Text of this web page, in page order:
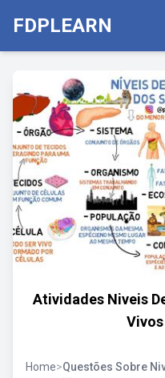
FDPLEARN
Atividades Niveis
Vivos
Home>Questões Sobre